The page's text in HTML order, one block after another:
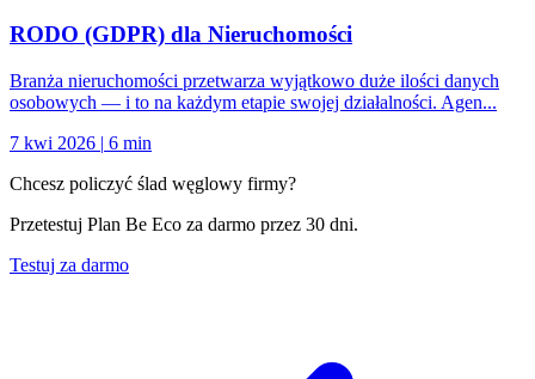
RODO (GDPR) dla Nieruchomości
Branża nieruchomości przetwarza wyjątkowo duże ilości danych
osobowych — i to na każdym etapie swojej działalności. Agen...
7 kwi 2026 | 6 min
Chcesz policzyć ślad węglowy firmy?
Przetestuj Plan Be Eco za darmo przez 30 dni.
Testuj za darmo